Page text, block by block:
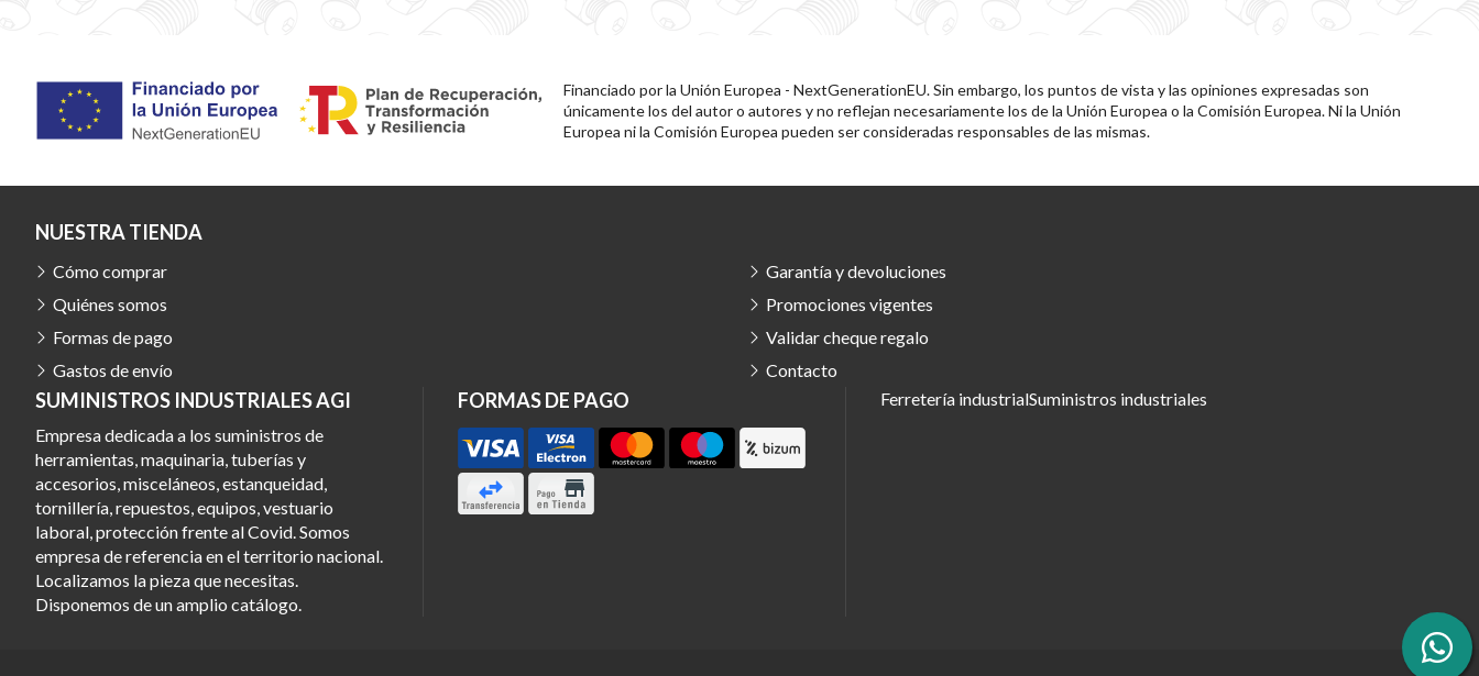
Financiado por la Unión Europea - NextGenerationEU. Sin embargo, los puntos de vista y las opiniones expresadas son
únicamente los del autor o autores y no reflejan necesariamente los de la Unión Europea o la Comisión Europea. Ni la Unión
Europea ni la Comisión Europea pueden ser consideradas responsables de las mismas.
SUMINISTROS INDUSTRIALES AGI
Empresa dedicada a los suministros de
herramientas, maquinaria, tuberías y
accesorios, misceláneos, estanqueidad,
tornillería, repuestos, equipos, vestuario
laboral, protección frente al Covid. Somos
empresa de referencia en el territorio nacional.
Localizamos la pieza que necesitas.
Disponemos de un amplio catálogo.
FORMAS DE PAGO
NUESTRA TIENDA
Cómo comprar
Quiénes somos
Formas de pago
Gastos de envío
Garantía y devoluciones
Promociones vigentes
Validar cheque regalo
Contacto
Ferretería industrialSuministros industriales